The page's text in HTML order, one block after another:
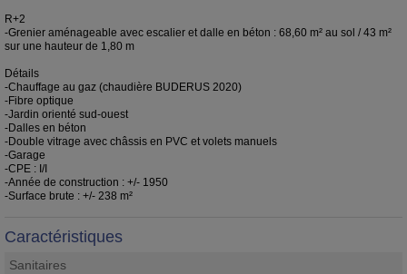
R+2
-Grenier aménageable avec escalier et dalle en béton : 68,60 m² au sol / 43 m²
sur une hauteur de 1,80 m
Détails
-Chauffage au gaz (chaudière BUDERUS 2020)
-Fibre optique
-Jardin orienté sud-ouest
-Dalles en béton
-Double vitrage avec châssis en PVC et volets manuels
-Garage
-CPE : I/I
-Année de construction : +/- 1950
-Surface brute : +/- 238 m²
Caractéristiques
Sanitaires